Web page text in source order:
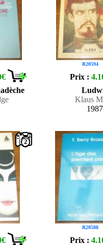
R20594
Prix :
Klaus
1987
2
R20588
Prix :